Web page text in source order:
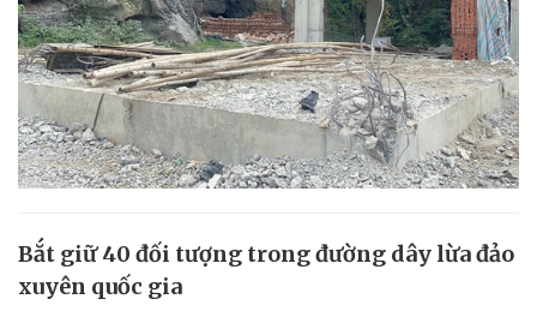
Bắt giữ 40 đối tượng trong đường dây lừa đảo
xuyên quốc gia